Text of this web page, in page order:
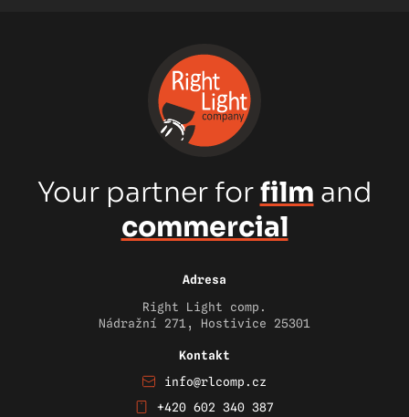
Your partner forfilm and
commercial
Adresa
Right Light comp.
Nádražní 271, Hostivice 25301
Kontakt
info@rlcomp.cz
+420 602 340 387